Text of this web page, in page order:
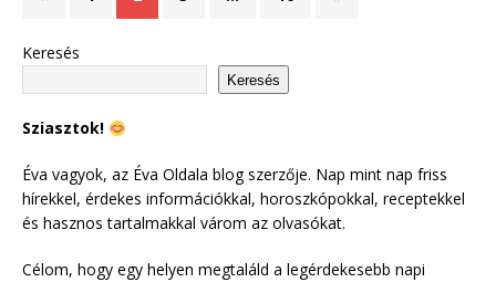
Keresés
Keresés
Sziasztok!
Éva vagyok, az Éva Oldala blog szerzője. Nap mint nap friss
hírekkel, érdekes információkkal, horoszkópokkal, receptekkel
és hasznos tartalmakkal várom az olvasókat.
Célom, hogy egy helyen megtaláld a legérdekesebb napi